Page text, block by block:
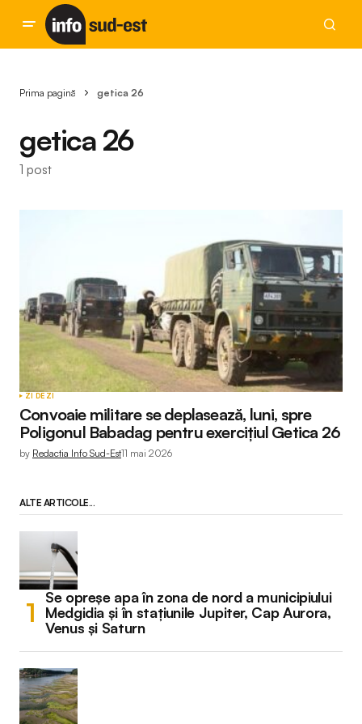
Prima pagină getica 26
getica 26
1 post
ZI DE ZI
Convoaie militare se deplasează, luni, spre
Poligonul Babadag pentru exercițiul Getica 26
by Redactia Info Sud-Est11 mai 2026
ALTE ARTICOLE...
Se opreșe apa în zona de nord a municipiului
Medgidia și în stațiunile Jupiter, Cap Aurora,
Venus și Saturn